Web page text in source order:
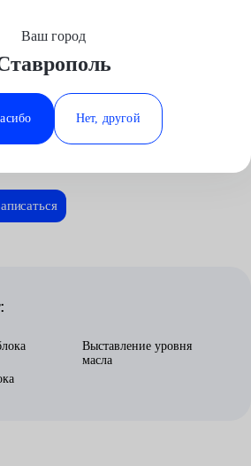
Минеральные Воды
Ростов-на-Дону
Ставрополь
Ваш город
Нет, другой
Автосервис
Трансмиссия
в Ставрополе
Выставление уровня
масла